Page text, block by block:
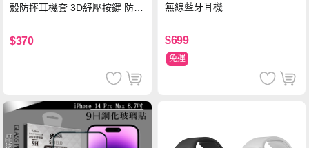
殼防摔耳機套 3D紓壓按鍵 防開
$370
無線藍牙耳機
$699
免運